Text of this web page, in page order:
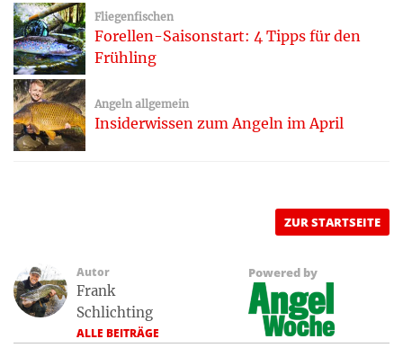
Fliegenfischen
Forellen-Saisonstart: 4 Tipps für den
Frühling
Angeln allgemein
Insiderwissen zum Angeln im April
ZUR STARTSEITE
Autor
Frank
Schlichting
ALLE BEITRÄGE
Powered by